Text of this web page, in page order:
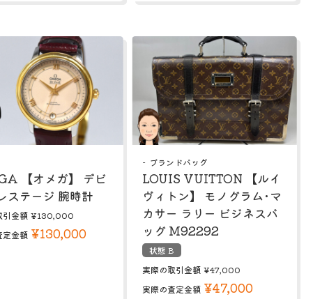
【オメガ】 デビ
ステージ 腕時計
引金額 ¥130,000
定金額 ¥130,000
ブランドバッグ
LOUIS VUITTON 【ルイ
ヴィトン】 モノグラム･マ
カサー ラリー ビジネスバ
ッグ M92292
状態 B
実際の取引金額 ¥47,000
実際の査定金額 ¥47,000